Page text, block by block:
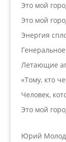
Это мой
Это мой
Энергия
Летающие
«Тому, кто
Человек,
Это мой
Юрий